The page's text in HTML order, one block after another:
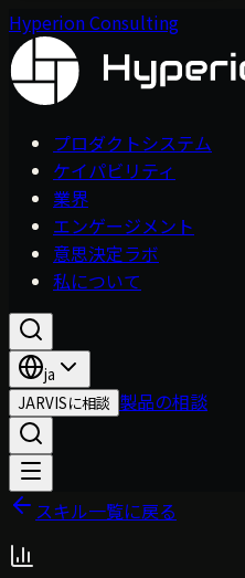
Hyperion Consulting
プロダクトシステム
ケイパビリティ
業界
エンゲージメント
意思決定ラボ
私について
ja
JARVISに相談 製品の相談
スキル一覧に戻る